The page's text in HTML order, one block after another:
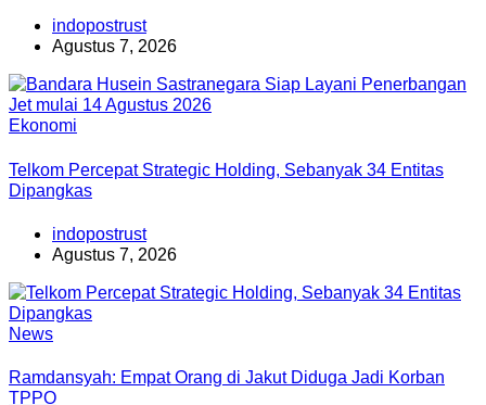
indopostrust
Agustus 7, 2026
Ekonomi
Telkom Percepat Strategic Holding, Sebanyak 34 Entitas
Dipangkas
indopostrust
Agustus 7, 2026
News
Ramdansyah: Empat Orang di Jakut Diduga Jadi Korban
TPPO